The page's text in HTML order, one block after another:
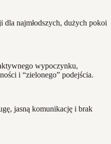
dla najmłodszych, dużych pokoi
wypoczynku,
i “zielonego” podejścia.
jasną komunikację i brak